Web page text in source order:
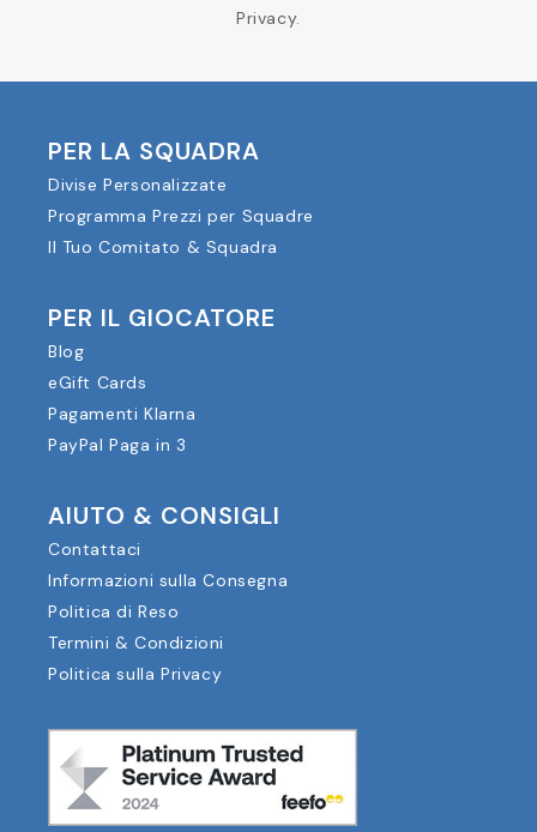
Privacy.
PER LA SQUADRA
Divise Personalizzate
Programma Prezzi per Squadre
Il Tuo Comitato & Squadra
PER IL GIOCATORE
Blog
eGift Cards
Pagamenti Klarna
PayPal Paga in 3
AIUTO & CONSIGLI
Contattaci
Informazioni sulla Consegna
Politica di Reso
Termini & Condizioni
Politica sulla Privacy